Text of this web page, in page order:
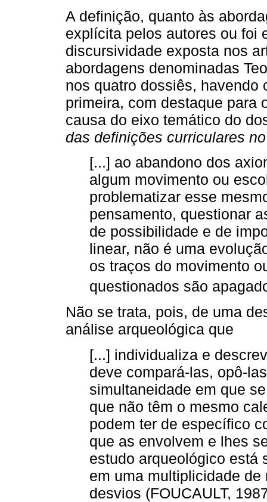
A definição, quanto às
explícita pelos autores ou foi
discursividade exposta nos
abordagens denominadas
nos quatro dossiês, havendo
primeira, com destaque para
causa do eixo temático do
das definições curriculares
[...] ao abandono dos
algum movimento ou
problematizar esse
pensamento, questionar
de possibilidade e de
linear, não é uma
os traços do movimento
questionados são
Não se trata, pois, de uma
análise arqueológica que
[...] individualiza e
deve compará-las, opô-
simultaneidade em que
que não têm o mesmo
podem ter de específico
que as envolvem e lhes
estudo arqueológico está
em uma multiplicidade
desvios (FOUCAULT,